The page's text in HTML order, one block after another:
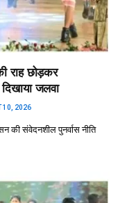
राह छोड़कर
जलवा
10, 2026
की संवेदनशील पुनर्वास नीति